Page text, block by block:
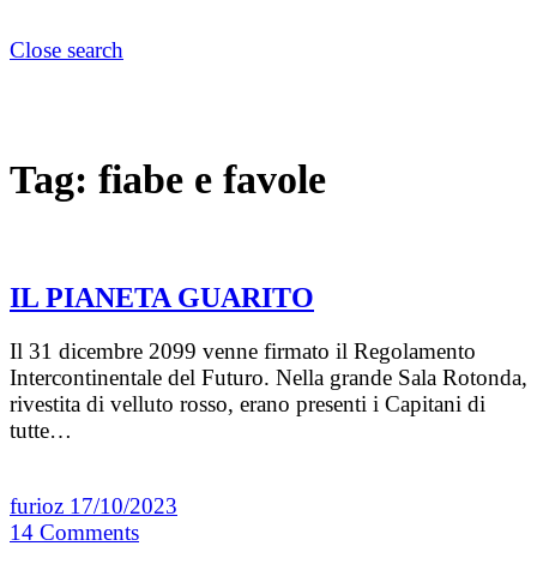
Close search
Tag: fiabe e favole
IL PIANETA GUARITO
Il 31 dicembre 2099 venne firmato il Regolamento
Intercontinentale del Futuro. Nella grande Sala Rotonda,
rivestita di velluto rosso, erano presenti i Capitani di
tutte…
furioz 17/10/2023
14 Comments